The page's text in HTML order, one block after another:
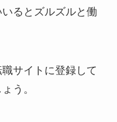
いるとズルズルと働
サイトに登録して
う。